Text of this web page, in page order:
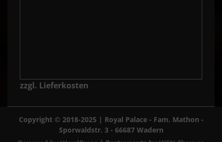
zzgl. Lieferkosten
Copyright © 2018-2025 | Royal Palace - Fam. Mathon -
Sporwaldstr. 3 - 66687 Wadern